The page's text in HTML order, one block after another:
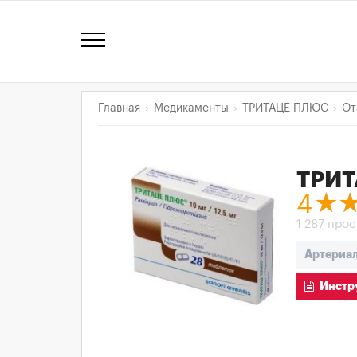
Главная Медикаменты ТРИТАЦЕ ПЛЮС
4
1 287